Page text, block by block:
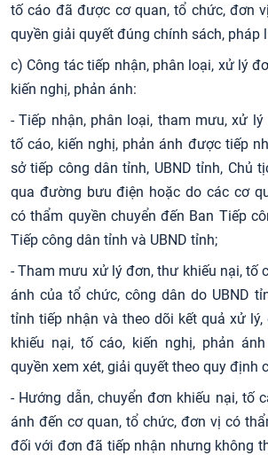
tố cáo đã được cơ quan, tổ chức, đơn
quyền giải quyết đúng chính sách, pháp
c) Công tác tiếp nhận, phân loại, xử lý
kiến nghị, phản ánh:
- Tiếp nhận, phân loại, tham mưu, xử
tố cáo, kiến nghị, phản ánh được tiếp
sở tiếp công dân tỉnh, UBND tỉnh, Chủ
qua đường bưu điện hoặc do các cơ
có thẩm quyền chuyển đến Ban Tiếp
Tiếp công dân tỉnh và UBND tỉnh;
- Tham mưu xử lý đơn, thư khiếu nại, tố
ánh của tổ chức, công dân do UBND
tỉnh tiếp nhận và theo dõi kết quả xử
khiếu nại, tố cáo, kiến nghị, phản
quyền xem xét, giải quyết theo quy định
- Hướng dẫn, chuyển đơn khiếu nại, tố
ánh đến cơ quan, tổ chức, đơn vị có
đối với đơn đã tiếp nhận nhưng không